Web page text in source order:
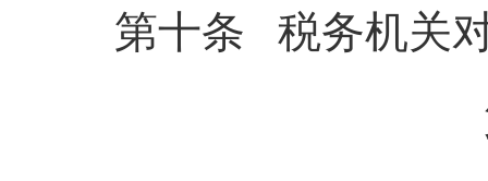
第十条 税务机关对